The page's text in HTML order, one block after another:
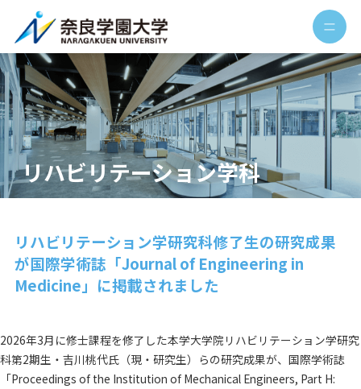
リハビリテーション学科
リハビリテーション学研究科修了生の研究成果
が国際学術誌「Journal of Engineering in
Medicine」に掲載されました
2026年3月に修士課程を修了した本学大学院リハビリテーション学研究
科第2期生・吉川桃代氏（現・研究生）らの研究成果が、国際学術誌
「Proceedings of the Institution of Mechanical Engineers, Part H: